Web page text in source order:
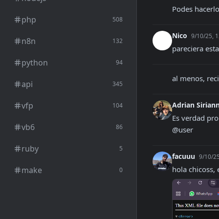
php 508
n8n 132
python 94
api 345
vfp 104
vb6 86
ruby 5
make 0
Podes
Nico 9/10/25,
pareciera
al menos,
Adrian
Es verdad
@user
facuuu 9/10/
hola chicoss,